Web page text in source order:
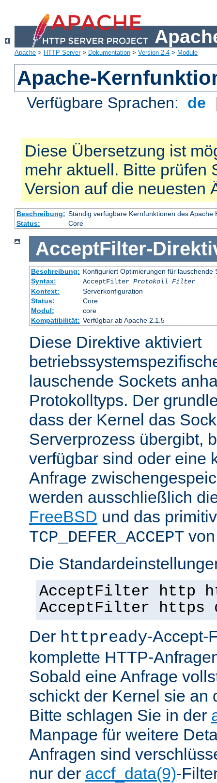
Apache > HTTP-Server> Dokumentation > Version 2.4 > Module
Apache-
Verfügbare Sprachen: de
Diese Übersetzung ist
mehr aktuell. Bitte prüfen
Version auf die neuesten
Beschreibung: Ständig verfügbare Kernfunktionen des Apache
Status:
Core
AcceptFilter-
Beschreibung: Konfiguriert Optimierungen für lauschende
Syntax:
AcceptFilter Protokoll Filter
Kontext:
Serverkonfiguration
Status:
Core
Modul:
core
Kompatibilität: Verfügbar ab Apache 2.1.5
Diese Direktive aktiviert
lauschende Sockets
Protokolltyps. Der
dass der Kernel das
Serverprozess übergibt,
verfügbar sind oder eine
Anfrage
werden ausschließlich
FreeBSD und das
TCP_DEFER_ACCEPT
Die
AcceptFilter http
AcceptFilter https
Der httpready-Accept-
komplette HTTP-
Sobald eine Anfrage
schickt der Kernel sie an
Bitte schlagen Sie in der
Manpage für weitere
Anfragen sind
nur der accf_data(9)-